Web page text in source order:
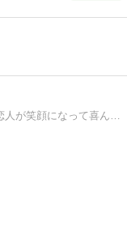
美味しい料理は人を笑顔にします家族や恋人が笑顔になって喜んでくれるそんな料理を作って欲しく思います。